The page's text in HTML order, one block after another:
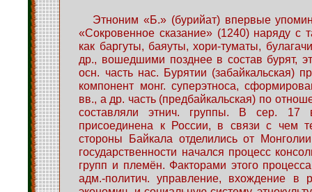
Этноним «Б.» (бурийат) впервые
«Сокровенное сказание» (1240) наряду с
как баргуты, баяуты, хори-туматы,
др., вошедшими позднее в состав бурят,
осн. часть нас. Бурятии (забайкальская)
компонент монг. суперэтноса,
вв., а др. часть (предбайкальская) по
составляли этнич. группы. В сер. 17
присоединена к России, в связи с чем
стороны Байкала отделились от
государственности начался процесс
групп и племён. Факторами этого
адм.-политич. управление, вхождение в